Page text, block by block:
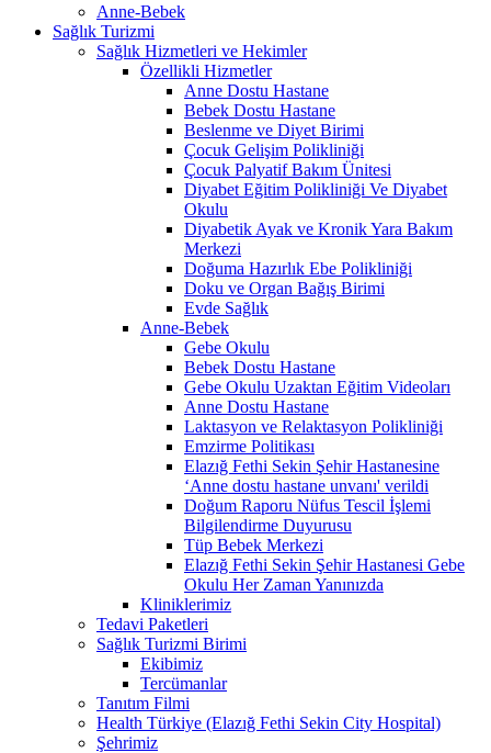
Anne-Bebek
Sağlık Turizmi
Sağlık Hizmetleri ve Hekimler
Özellikli Hizmetler
Anne Dostu Hastane
Bebek Dostu Hastane
Beslenme ve Diyet Birimi
Çocuk Gelişim Polikliniği
Çocuk Palyatif Bakım Ünitesi
Diyabet Eğitim Polikliniği Ve Diyabet
Okulu
Diyabetik Ayak ve Kronik Yara Bakım
Merkezi
Doğuma Hazırlık Ebe Polikliniği
Doku ve Organ Bağış Birimi
Evde Sağlık
Anne-Bebek
Gebe Okulu
Bebek Dostu Hastane
Gebe Okulu Uzaktan Eğitim Videoları
Anne Dostu Hastane
Laktasyon ve Relaktasyon Polikliniği
Emzirme Politikası
Elazığ Fethi Sekin Şehir Hastanesine
‘Anne dostu hastane unvanı' verildi
Doğum Raporu Nüfus Tescil İşlemi
Bilgilendirme Duyurusu
Tüp Bebek Merkezi
Elazığ Fethi Sekin Şehir Hastanesi Gebe
Okulu Her Zaman Yanınızda
Kliniklerimiz
Tedavi Paketleri
Sağlık Turizmi Birimi
Ekibimiz
Tercümanlar
Tanıtım Filmi
Health Türkiye (Elazığ Fethi Sekin City Hospital)
Şehrimiz